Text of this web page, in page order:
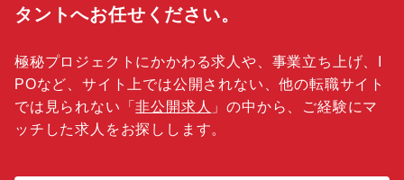
タントへお任せください。
極秘プロジェクトにかかわる求人や、事業立ち上げ、I
POなど、サイト上では公開されない、他の転職サイト
では見られない「非公開求人 」の中から、ご経験にマ
ッチした求人をお探しします。